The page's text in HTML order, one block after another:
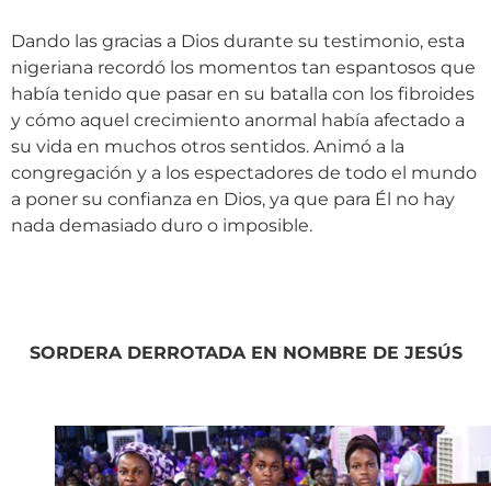
Dando las gracias a Dios durante su testimonio, esta
nigeriana recordó los momentos tan espantosos que
había tenido que pasar en su batalla con los fibroides
y cómo aquel crecimiento anormal había afectado a
su vida en muchos otros sentidos. Animó a la
congregación y a los espectadores de todo el mundo
a poner su confianza en Dios, ya que para Él no hay
nada demasiado duro o imposible.
SORDERA DERROTADA EN NOMBRE DE JESÚS